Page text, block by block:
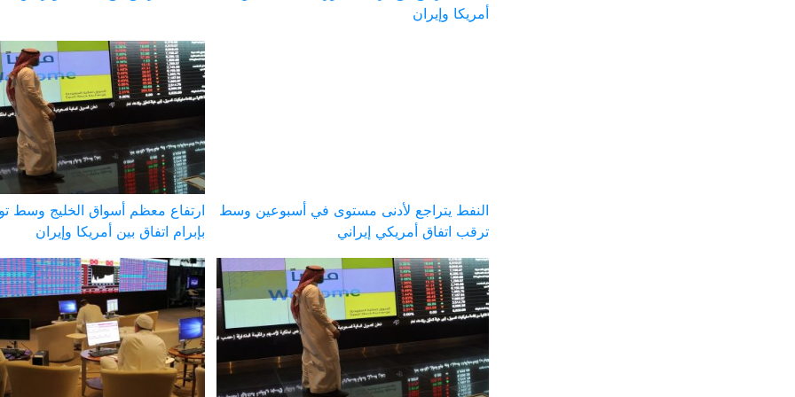
أمريكا وإيران
النفط يتراجع لأدنى مستوى في أسبوعين وسط
ترقب اتفاق أمريكي إيراني
ارتفاع معظم أسواق الخليج وسط
بإبرام اتفاق بين أمريكا وإيران